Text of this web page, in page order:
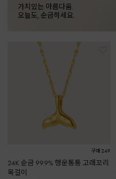
가치있는 아름다움.
오늘도, 순금하세요.
구매 249
24K 순금 99.9% 행운통통 고래꼬리
목걸이